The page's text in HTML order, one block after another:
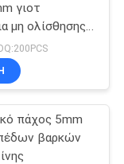
7
γιοτ
μη ολίσθησης
πάχος 5mm
βαρκών